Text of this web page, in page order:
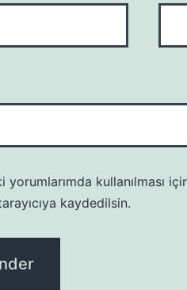
yorumlarımda kullanılması
kaydedilsin.